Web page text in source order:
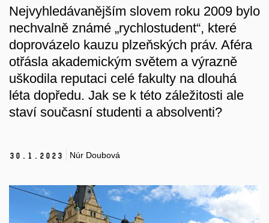
Nejvyhledávanějším slovem roku 2009 bylo
nechvalně známé „rychlostudent“, které
doprovázelo kauzu plzeňských práv. Aféra
otřásla akademickým světem a výrazně
uškodila reputaci celé fakulty na dlouhá
léta dopředu. Jak se k této záležitosti ale
staví současní studenti a absolventi?
30. 1. 2023 Núr Doubová